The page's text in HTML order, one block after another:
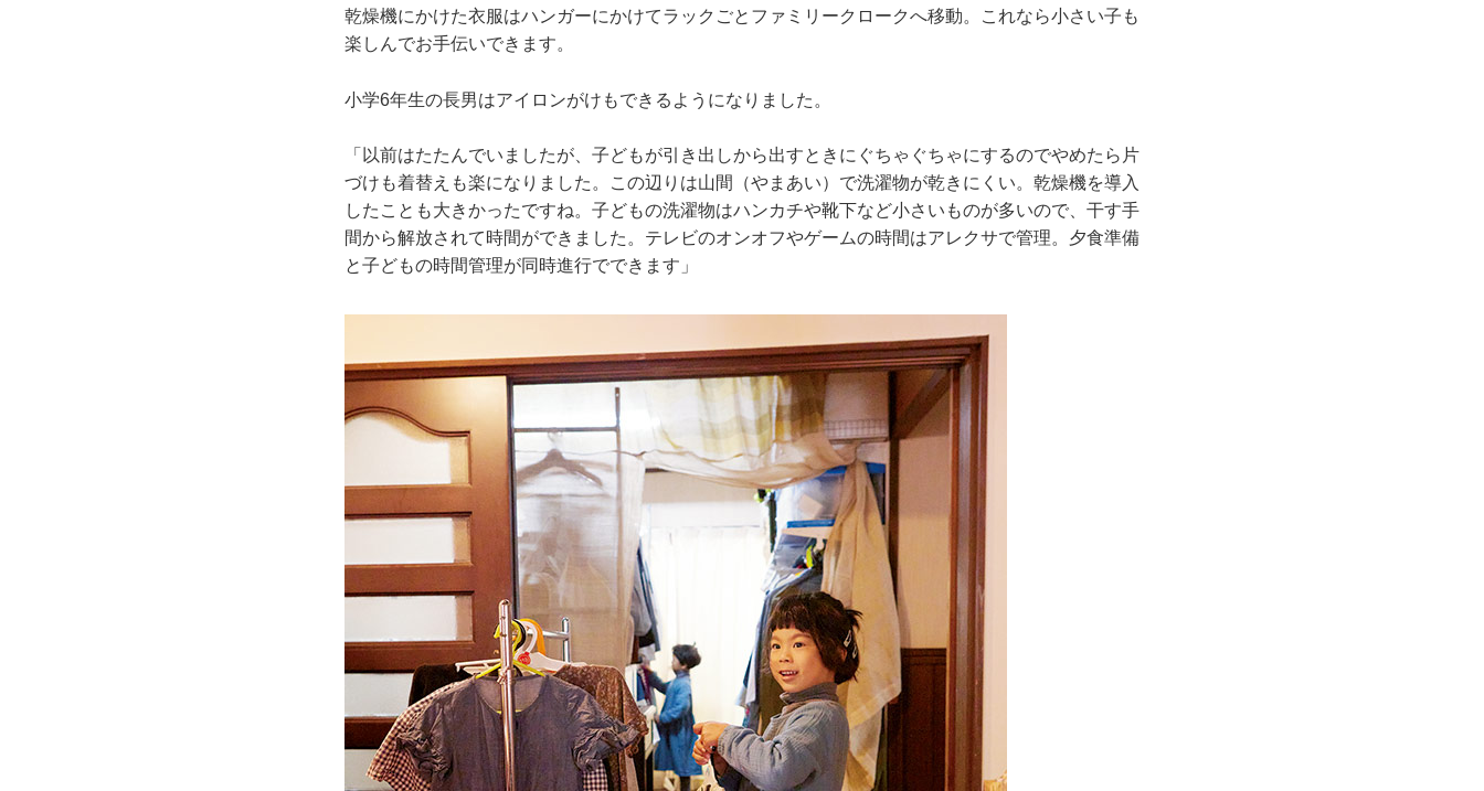
乾燥機にかけた衣服はハンガーにかけてラックごとファミリークロークへ移動。これなら小さい子も
楽しんでお手伝いできます。
小学6年生の長男はアイロンがけもできるようになりました。
「以前はたたんでいましたが、子どもが引き出しから出すときにぐちゃぐちゃにするのでやめたら片
づけも着替えも楽になりました。この辺りは山間（やまあい）で洗濯物が乾きにくい。乾燥機を導入
したことも大きかったですね。子どもの洗濯物はハンカチや靴下など小さいものが多いので、干す手
間から解放されて時間ができました。テレビのオンオフやゲームの時間はアレクサで管理。夕食準備
と子どもの時間管理が同時進行でできます」